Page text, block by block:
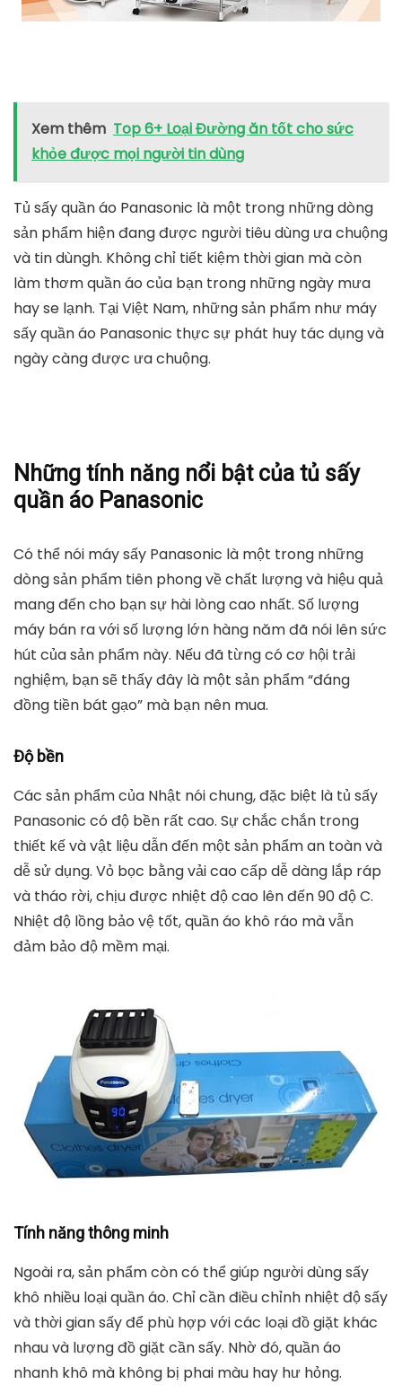
Máy sấy quần áo dạng gập gọn REVOL RV-16(vỏ màu
Xem thêm Top 6+ Loại Đường ăn tốt cho sức
khỏe được mọi người tin dùng
sản phẩm hiện đang được người tiêu dùng ưa chuộng
và tin dùngh. Không chỉ tiết kiệm thời gian mà còn
làm thơm quần áo của bạn trong những ngày mưa
hay se lạnh. Tại Việt Nam, những sản phẩm như máy
sấy quần áo Panasonic thực sự phát huy tác dụng và
ngày càng được ưa chuộng.
Những tính năng nổi bật của tủ sấy
quần áo Panasonic
Có thể nói máy sấy Panasonic là một trong những
dòng sản phẩm tiên phong về chất lượng và hiệu quả
mang đến cho bạn sự hài lòng cao nhất. Số lượng
máy bán ra với số lượng lớn hàng năm đã nói lên sức
nghiệm, bạn sẽ thấy đây là một sản phẩm “đáng
đồng tiền bát gạo” mà bạn nên mua.
Độ bền
Các sản phẩm của Nhật nói chung, đặc biệt là tủ sấy
Panasonic có độ bền rất cao. Sự chắc chắn trong
thiết kế và vật liệu dẫn đến một sản phẩm an toàn và
và tháo rời, chịu được nhiệt độ cao lên đến 90 độ C.
đảm bảo độ mềm mại.